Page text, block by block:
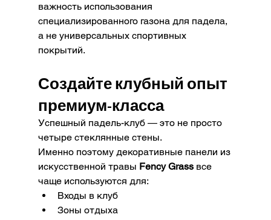
важность использования
специализированного газона для падела,
а не универсальных спортивных
покрытий.
Создайте клубный опыт
премиум-класса
Успешный падель-клуб — это не просто
четыре стеклянные стены.
Именно поэтому декоративные панели из
искусственной травы Fency Grass все
чаще используются для:
Входы в клуб
Зоны отдыха